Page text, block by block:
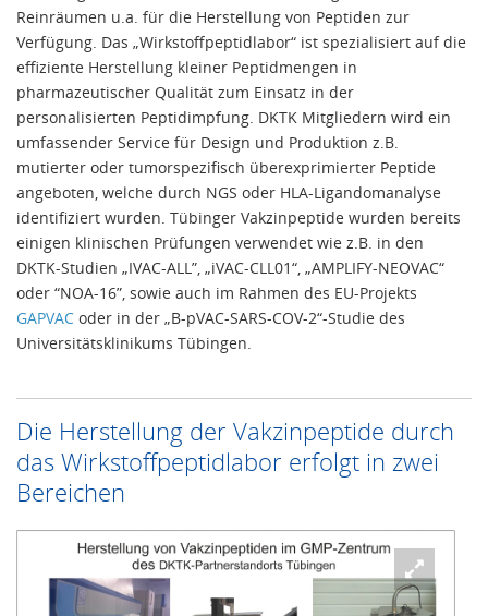
Reinräumen u.a. für die Herstellung von Peptiden zur
Verfügung. Das „Wirkstoffpeptidlabor“ ist spezialisiert auf die
effiziente Herstellung kleiner Peptidmengen in
pharmazeutischer Qualität zum Einsatz in der
personalisierten Peptidimpfung. DKTK Mitgliedern wird ein
umfassender Service für Design und Produktion z.B.
mutierter oder tumorspezifisch überexprimierter Peptide
angeboten, welche durch NGS oder HLA-Ligandomanalyse
identifiziert wurden. Tübinger Vakzinpeptide wurden bereits
einigen klinischen Prüfungen verwendet wie z.B. in den
DKTK-Studien „IVAC-ALL”, „iVAC-CLL01“, „AMPLIFY-NEOVAC“
oder “NOA-16”, sowie auch im Rahmen des EU-Projekts
GAPVAC oder in der „B-pVAC-SARS-COV-2“-Studie des
Universitätsklinikums Tübingen.
Die Herstellung der Vakzinpeptide durch
das Wirkstoffpeptidlabor erfolgt in zwei
Bereichen